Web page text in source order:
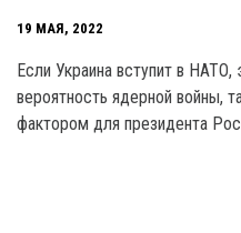
19 МАЯ, 2022
Если Украина вступит в
вероятность ядерной войны,
фактором для президента